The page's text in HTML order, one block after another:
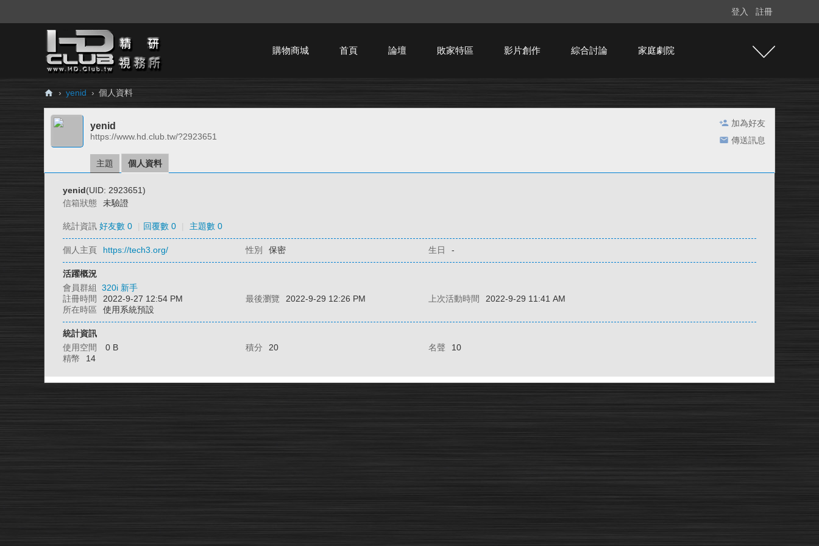
登入 註冊
購物商城 首頁 論壇 敗家特區 影片創作 綜合討論 家庭劇院
H
Cl
› yenid › 個人資料
加為好友
傳送訊息
yenid
https://www.hd.club.tw/?2923651
主題 個人資料
yenid(UID: 2923651)
信箱狀態
未驗證
統計資訊 好友數 0 回覆數 0 主題數 0
個人主頁 https://tech3.org/ 性別 保密 生日 -
活躍概況
會員群組 320i 新手
註冊時間
2022-9-27 12:54 PM 最後瀏覽 2022-9-29 12:26 PM 上次活動時間
2022-9-29 11:41 AM
所在時區
使用系統預設
統計資訊
使用空間
0 B 積分 20 名聲
10
精幣
14